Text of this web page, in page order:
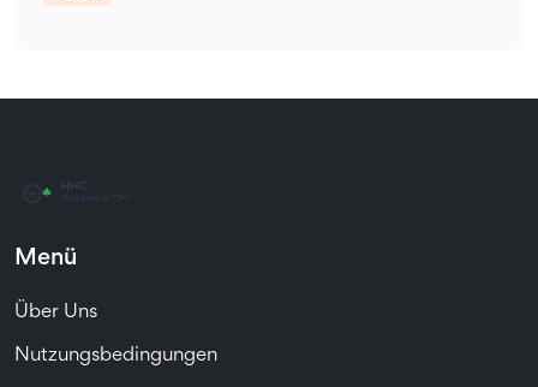
Menü
Über Uns
Nutzungsbedingungen